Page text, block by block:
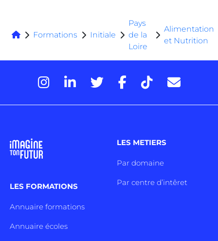
Formations Initiale
Pays
de la
Loire
Alimentation
et Nutrition
LES FORMATIONS
Annuaire formations
Annuaire écoles
LES METIERS
Par domaine
Par centre d’intêret